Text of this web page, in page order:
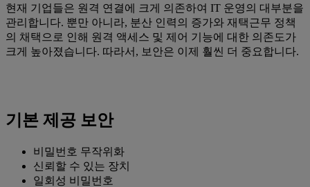
현재 기업들은 원격 연결에 크게 의존하여 IT 운영의 대부분을
관리합니다. 뿐만 아니라, 분산 인력의 증가와 재택근무 정책
의 채택으로 인해 원격 액세스 및 제어 기능에 대한 의존도가
크게 높아졌습니다. 따라서, 보안은 이제 훨씬 더 중요합니다.
기본 제공 보안
비밀번호 무작위화
신뢰할 수 있는 장치
일회성 비밀번호